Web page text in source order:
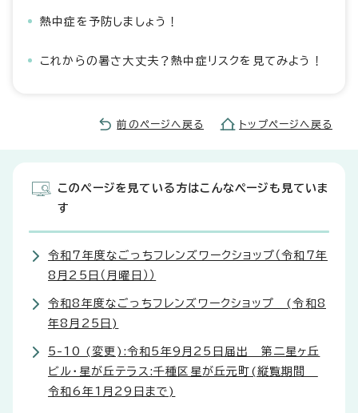
熱中症を予防しましょう！
これからの暑さ大丈夫？熱中症リスクを見てみよう！
前のページへ戻る トップページへ戻る
このページを見ている方はこんなページも見ていま
す
令和7年度なごっちフレンズワークショップ（令和7年
8月25日（月曜日））
令和8年度なごっちフレンズワークショップ (令和8
年8月25日)
5-10 (変更):令和5年9月25日届出 第二星ヶ丘
ビル・星が丘テラス:千種区星が丘元町(縦覧期間
令和6年1月29日まで)